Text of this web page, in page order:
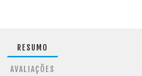
RESUMO
AVALIAÇÕES